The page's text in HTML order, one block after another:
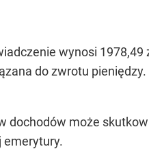
wynosi 1978,49
do zwrotu
dochodów może
emerytury.